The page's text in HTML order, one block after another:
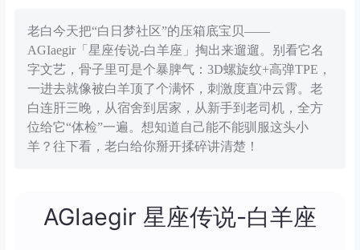
老白今天把“白日梦社区”的压箱底宝贝——
AGIaegir「星座传说-白羊座」掏出来遛遛。别看它名
字文艺，骨子里可是个暴脾气：3D螺旋纹+高弹TPE，
一进去就像被白羊顶了个满怀，刺激度直冲云霄。老
白连肝三晚，从宿舍到居家，从新手到老司机，全方
位给它“体检”一遍。想知道自己能不能驯服这头小
羊？往下看，老白给你掰开揉碎讲清楚！
AGIaegir 星座传说-白羊座